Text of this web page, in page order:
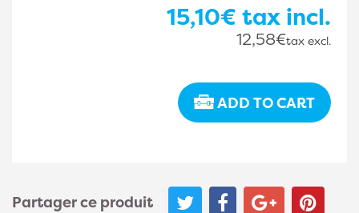
15,10€ tax incl.
12,58€tax excl.
ADD TO CART
Partager ce produit